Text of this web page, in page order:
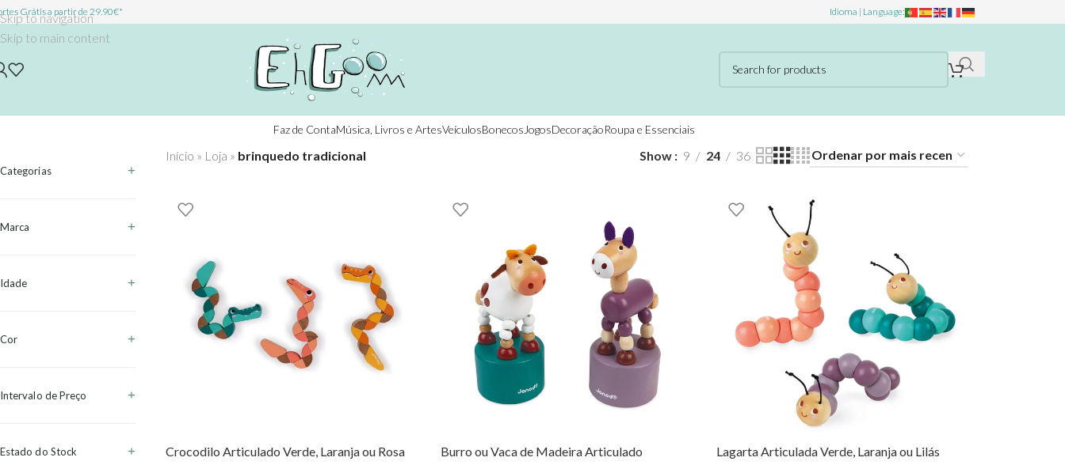
Skip to navigation
Skip to main content
Grátis a partir de 29.90€* Idioma | Language:
Faz de ContaMúsica, Livros e ArtesVeículosBonecos JogosDecoraçãoRoupa e Essenciais
Categorias
Marca
Idade
Cor
Intervalo de Preço
Estado do Stock
Início » Loja » brinquedo tradicional Show 9 24 36
Crocodilo Articulado Verde, Laranja ou Rosa Burro ou Vaca de Madeira Articulado Lagarta Articulada Verde, Laranja ou Lilás